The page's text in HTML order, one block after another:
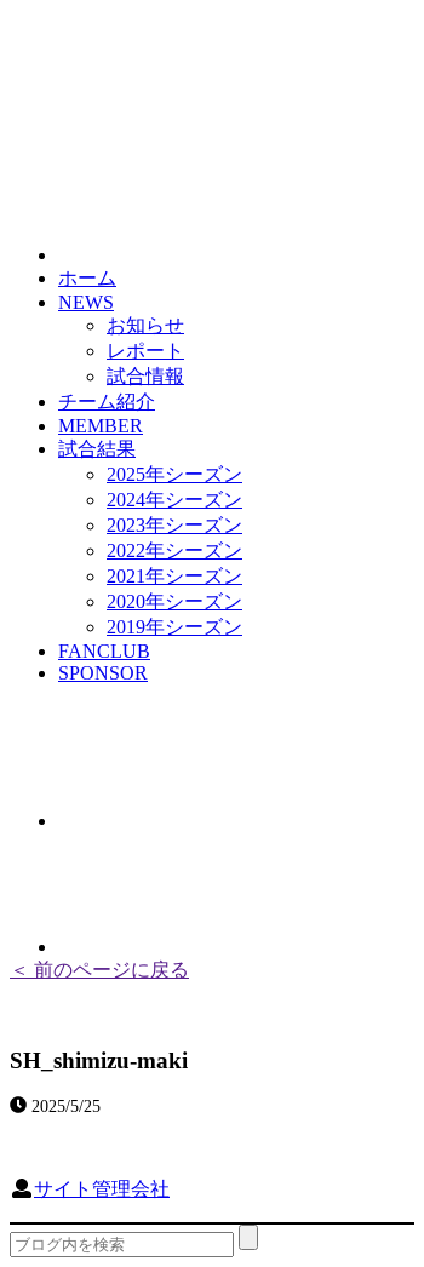
ホーム
NEWS
お知らせ
レポート
試合情報
チーム紹介
MEMBER
試合結果
2025年シーズン
2024年シーズン
2023年シーズン
2022年シーズン
2021年シーズン
2020年シーズン
2019年シーズン
FANCLUB
SPONSOR
＜ 前のページに戻る
SH_shimizu-maki
2025/5/25
サイト管理会社